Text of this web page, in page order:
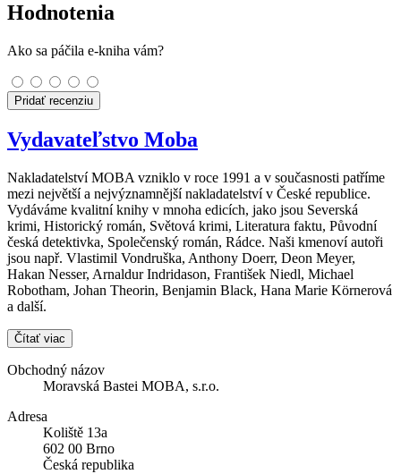
Hodnotenia
Ako sa páčila e-kniha vám?
Pridať recenziu
Vydavateľstvo Moba
Nakladatelství MOBA vzniklo v roce 1991 a v současnosti patříme
mezi největší a nejvýznamnější nakladatelství v České republice.
Vydáváme kvalitní knihy v mnoha edicích, jako jsou Severská
krimi, Historický román, Světová krimi, Literatura faktu, Původní
česká detektivka, Společenský román, Rádce. Naši kmenoví autoři
jsou např. Vlastimil Vondruška, Anthony Doerr, Deon Meyer,
Hakan Nesser, Arnaldur Indridason, František Niedl, Michael
Robotham, Johan Theorin, Benjamin Black, Hana Marie Körnerová
a další.
Čítať viac
Obchodný názov
Moravská Bastei MOBA, s.r.o.
Adresa
Koliště 13a
602 00 Brno
Česká republika